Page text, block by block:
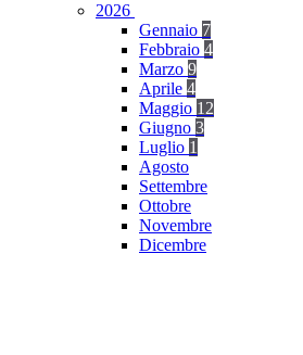
2026
Gennaio 7
Febbraio 4
Marzo 9
Aprile 4
Maggio 12
Giugno 3
Luglio 1
Agosto
Settembre
Ottobre
Novembre
Dicembre